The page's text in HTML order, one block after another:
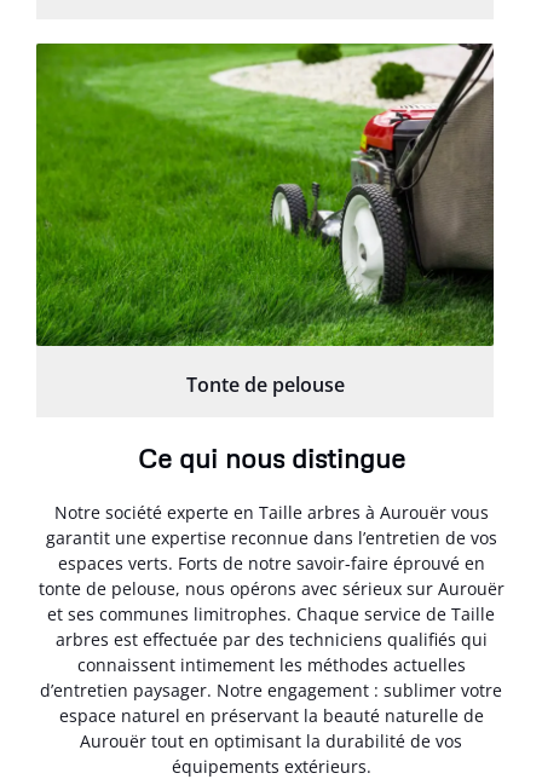
Tonte de pelouse
Ce qui nous distingue
Notre société experte en Taille arbres à Aurouër vous
garantit une expertise reconnue dans l’entretien de vos
espaces verts. Forts de notre savoir-faire éprouvé en
tonte de pelouse, nous opérons avec sérieux sur Aurouër
et ses communes limitrophes. Chaque service de Taille
arbres est effectuée par des techniciens qualifiés qui
connaissent intimement les méthodes actuelles
d’entretien paysager. Notre engagement : sublimer votre
espace naturel en préservant la beauté naturelle de
Aurouër tout en optimisant la durabilité de vos
équipements extérieurs.